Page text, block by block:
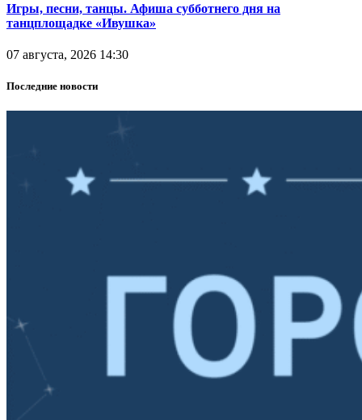
Игры, песни, танцы. Афиша субботнего дня на
танцплощадке «Ивушка»
07 августа, 2026 14:30
Последние новости